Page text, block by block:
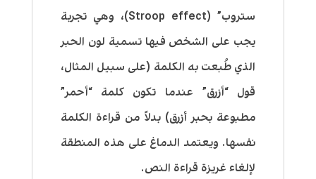
ستروب” (Stroop effect)، وهي تجربة
يجب على الشخص فيها تسمية لون الحبر
الذي طُبعت به الكلمة (على سبيل المثال،
قول “أزرق” عندما تكون كلمة “أحمر”
مطبوعة بحبر أزرق) بدلاً من قراءة الكلمة
نفسها. ويعتمد الدماغ على هذه المنطقة
لإلغاء غريزة قراءة النص.